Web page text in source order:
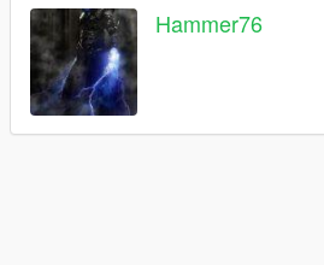
Hammer76